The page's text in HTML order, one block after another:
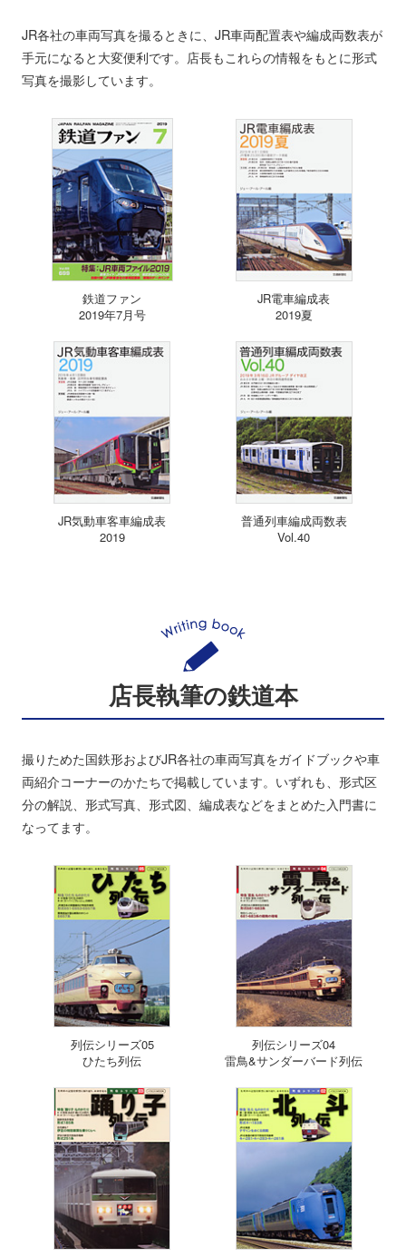
JR各社の車両写真を撮るときに、JR車両配置表や編成両数表が
手元になると大変便利です。店長もこれらの情報をもとに形式
写真を撮影しています。
鉄道ファン
2019年7月号
JR電車編成表
2019夏
JR気動車客車編成表
2019
普通列車編成両数表
Vol.40
店長執筆の鉄道本
撮りためた国鉄形およびJR各社の車両写真をガイドブックや車
両紹介コーナーのかたちで掲載しています。いずれも、形式区
分の解説、形式写真、形式図、編成表などをまとめた入門書に
なってます。
列伝シリーズ05
ひたち列伝
列伝シリーズ04
雷鳥&サンダーバード列伝